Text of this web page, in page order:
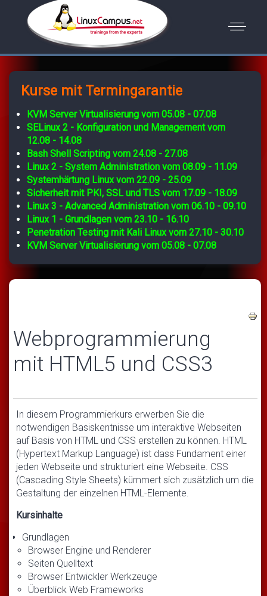
Kurse mit Termingarantie
KVM Server Virtualisierung vom 05.08 - 07.08
SELinux 2 - Konfiguration und Management vom
12.08 - 14.08
Bash Shell Scripting vom 24.08 - 27.08
Linux 2 - System Administration vom 08.09 - 11.09
Systemhärtung Linux vom 22.09 - 25.09
Sicherheit mit PKI, SSL und TLS vom 17.09 - 18.09
Linux 3 - Advanced Administration vom 06.10 - 09.10
Linux 1 - Grundlagen vom 23.10 - 16.10
Penetration Testing mit Kali Linux vom 27.10 - 30.10
KVM Server Virtualisierung vom 05.08 - 07.08
Webprogrammierung
mit HTML5 und CSS3
In diesem Programmierkurs erwerben Sie die
notwendigen Basiskentnisse um interaktive Webseiten
auf Basis von HTML und CSS erstellen zu können. HTML
(Hypertext Markup Language) ist dass Fundament einer
jeden Webseite und strukturiert eine Webseite. CSS
(Cascading Style Sheets) kümmert sich zusätzlich um die
Gestaltung der einzelnen HTML-Elemente.
Kursinhalte
Grundlagen
Browser Engine und Renderer
Seiten Quelltext
Browser Entwickler Werkzeuge
Überblick Web Frameworks